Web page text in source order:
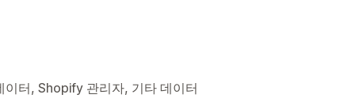
터, Shopify 관리자, 기타 데이터